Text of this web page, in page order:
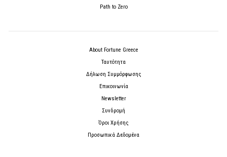
Path to Zero
About Fortune Greece
Ταυτότητα
Δήλωση Συμμόρφωσης
Επικοινωνία
Newsletter
Συνδρομή
Όροι Χρήσης
Προσωπικά Δεδομένα